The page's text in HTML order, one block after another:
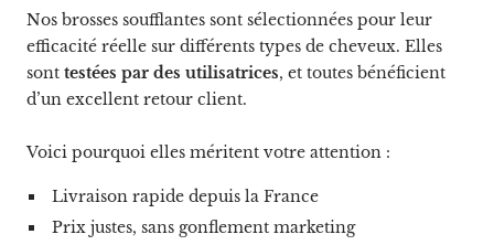
Nos brosses soufflantes sont sélectionnées pour leur
efficacité réelle sur différents types de cheveux. Elles
sont testées par des utilisatrices, et toutes bénéficient
d’un excellent retour client.
Voici pourquoi elles méritent votre attention :
Livraison rapide depuis la France
Prix justes, sans gonflement marketing